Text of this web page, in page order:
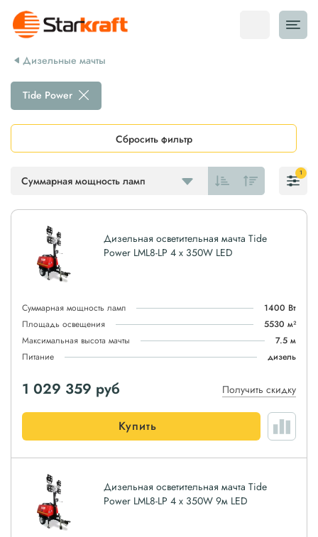
Дизельные мачты
Суммарная мощность ламп
Tide Power
Сбросить фильтр
1
Дизельная осветительная мачта Tide
Power LML8-LP 4 x 350W LED
Суммарная мощность ламп
1400 Вт
Площадь освещения
5530 м²
Максимальная высота мачты
7.5 м
Питание
дизель
1 029 359 руб Получить скидку
Купить
Дизельная осветительная мачта Tide
Power LML8-LP 4 x 350W 9м LED